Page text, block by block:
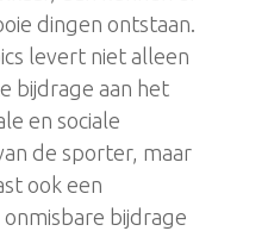
dingen ontstaan.
levert niet alleen
bijdrage aan het
en sociale
de sporter, maar
ook een
bijdrage